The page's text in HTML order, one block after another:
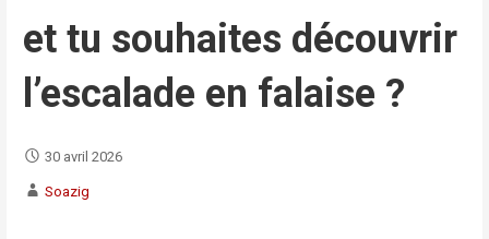
et tu souhaites découvrir
l’escalade en falaise ?
30 avril 2026
Soazig